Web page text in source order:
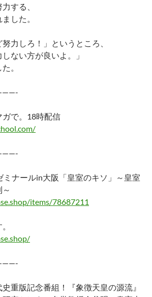
する、
した。
努力しろ！」というところ、
ない方が良いよ。」
。
で。18時配信
ミナールin大阪「皇室のキソ」～皇室
items/78687211
重版記念番組！『象徴天皇の源流』